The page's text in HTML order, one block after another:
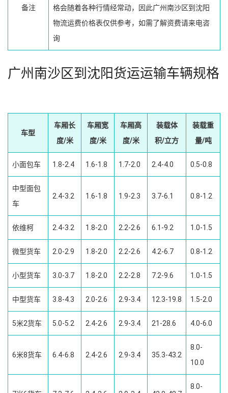
备注
格会随着各种行情经常动，因此广州南沙区到沈阳
物流运费价格表仅供参考，如需了解资费请来电咨
询
广州南沙区到沈阳货运运输车辆规格
车型
车厢长
度/米
车厢宽
度/米
车厢高
度/米
装载体
积/立方
装载重
量/吨
小面包车 1.8-2.4 1.6-1.8 1.7-2.0 2.4-4.0 0.5-0.8
中型面包
车
2.4-3.2 1.6-1.8 1.9-2.3 3.7-6.1 0.8-1.2
依维柯 2.4-3.2 1.8-2.0 2.2-2.6 6.1-9.2 1.0-1.5
微型货车 2.0-2.9 1.8-2.0 2.2-2.6 4.2-6.7 0.8-1.2
小型货车 3.0-3.7 1.8-2.0 2.2-2.8 7.2-9.6 1.0-1.5
中型货车 3.8-4.3 2.0-2.6 2.9-3.4 12.3-19.8 1.5-2.0
5米2货车 5.0-5.2 2.4-2.6 2.9-3.4 21-28.6 4.0-6.0
6米8货车 6.4-6.8 2.4-2.6 2.9-3.4 35.3-43.2
8.0-
10.0
8.0-